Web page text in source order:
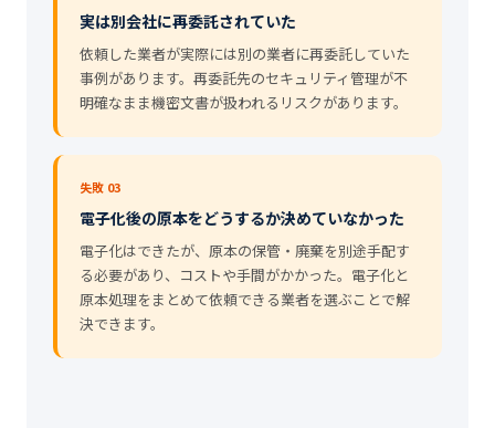
実は別会社に再委託されていた
依頼した業者が実際には別の業者に再委託していた
事例があります。再委託先のセキュリティ管理が不
明確なまま機密文書が扱われるリスクがあります。
失敗 03
電子化後の原本をどうするか決めていなかった
電子化はできたが、原本の保管・廃棄を別途手配す
る必要があり、コストや手間がかかった。電子化と
原本処理をまとめて依頼できる業者を選ぶことで解
決できます。